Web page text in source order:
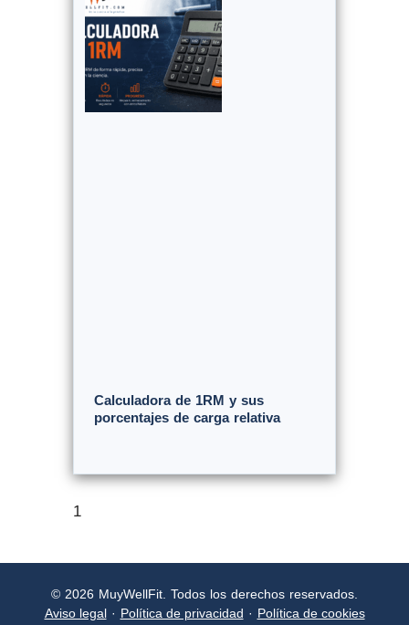
Calculadora de 1RM y sus
porcentajes de carga relativa
© 2026 MuyWellFit. Todos los derechos reservados.
Aviso legal · Política de privacidad · Política de cookies